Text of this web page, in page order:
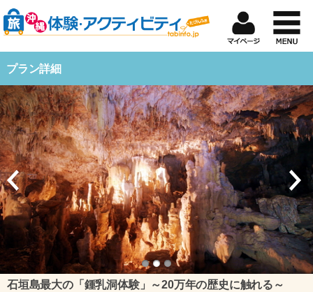
プラン詳細
石垣島最大の「鍾乳洞体験」～20万年の歴史に触れる～